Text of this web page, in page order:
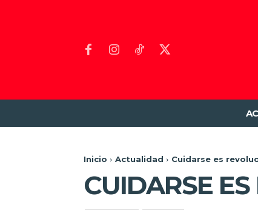
Inicio Actualidad Cuidarse es
CUIDARSE